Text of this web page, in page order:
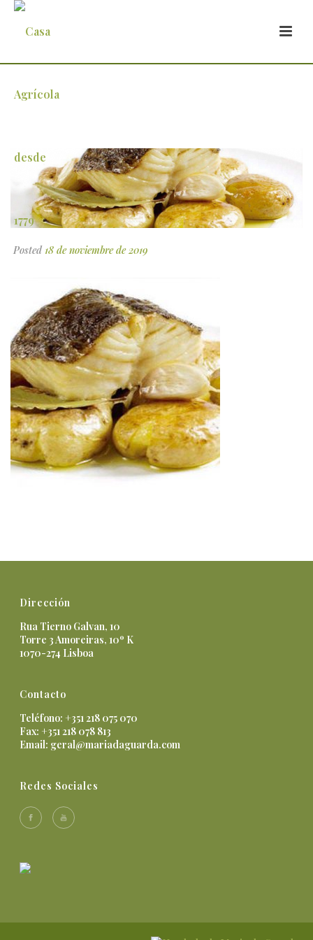
6
Posted 18 de noviembre de 2019
Dirección
Rua Tierno Galvan, 10
Torre 3 Amoreiras, 10º K
1070-274 Lisboa
Contacto
Teléfono: +351 218 075 070
Fax: +351 218 078 813
Email: geral@mariadaguarda.com
Redes Sociales